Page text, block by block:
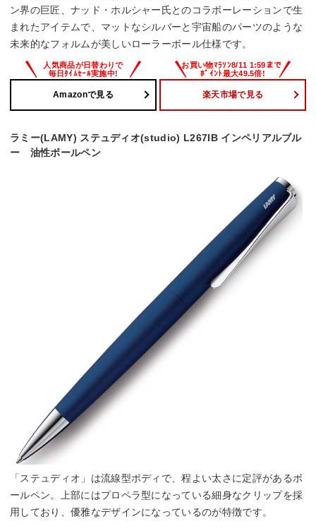
ン界の巨匠、ナッド・ホルシャー氏とのコラボーレーションで生
まれたアイテムで、マットなシルバーと宇宙船のパーツのような
未来的なフォルムが美しいローラーボール仕様です。
Amazonで見る 楽天市場で見る
ラミー(LAMY) ステュディオ(studio) L267IB インペリアルブル
ー 油性ボールペン
「ステュディオ」は流線型ボディで、程よい太さに定評があるボ
ールペン。上部にはプロペラ型になっている細身なクリップを採
用しており、優雅なデザインになっているのが特徴です。